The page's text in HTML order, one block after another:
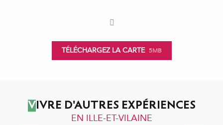
TÉLÉCHARGEZ LA CARTE 5MB
VIVRE D'AUTRES EXPÉRIENCES
EN ILLE-ET-VILAINE